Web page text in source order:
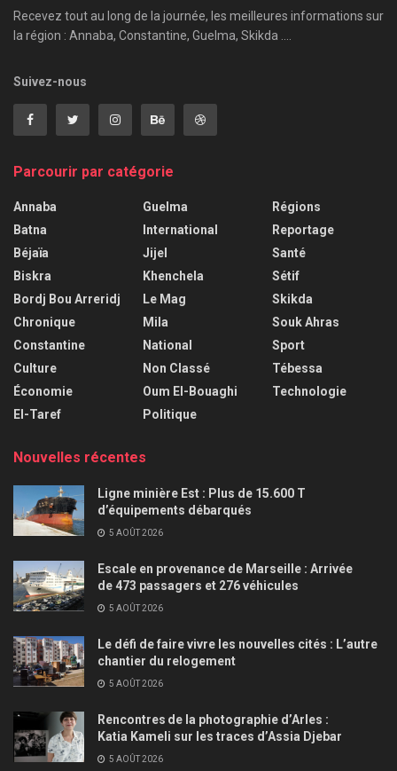
Recevez tout au long de la journée, les meilleures informations sur
la région : Annaba, Constantine, Guelma, Skikda ....
Suivez-nous
Parcourir par catégorie
Annaba
Batna
Béjaïa
Biskra
Bordj Bou Arreridj
Chronique
Constantine
Culture
Économie
El-Taref
Guelma
International
Jijel
Khenchela
Le Mag
Mila
National
Non Classé
Oum El-Bouaghi
Politique
Régions
Reportage
Santé
Sétif
Skikda
Souk Ahras
Sport
Tébessa
Technologie
Nouvelles récentes
Ligne minière Est : Plus de 15.600 T
d’équipements débarqués
5 AOÛT 2026
Escale en provenance de Marseille : Arrivée
de 473 passagers et 276 véhicules
5 AOÛT 2026
Le défi de faire vivre les nouvelles cités : L’autre
chantier du relogement
5 AOÛT 2026
Rencontres de la photographie d’Arles :
Katia Kameli sur les traces d’Assia Djebar
5 AOÛT 2026